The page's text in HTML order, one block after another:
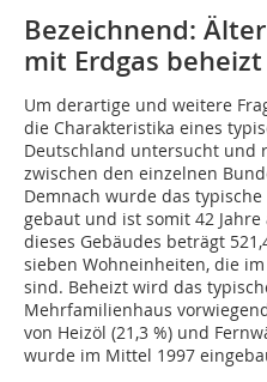
Bezeichnend:
mit Erdgas beheizt
Um derartige und weitere
die Charakteristika eines
Deutschland untersucht und
zwischen den einzelnen
Demnach wurde das
gebaut und ist somit 42
dieses Gebäudes beträgt
sieben Wohneinheiten, die
sind. Beheizt wird das
Mehrfamilienhaus
von Heizöl (21,3 %) und
wurde im Mittel 1997